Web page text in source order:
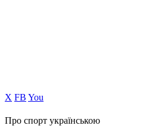
Х FB You
Про спорт українською